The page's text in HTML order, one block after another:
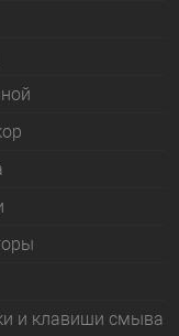
и клавиши смыва